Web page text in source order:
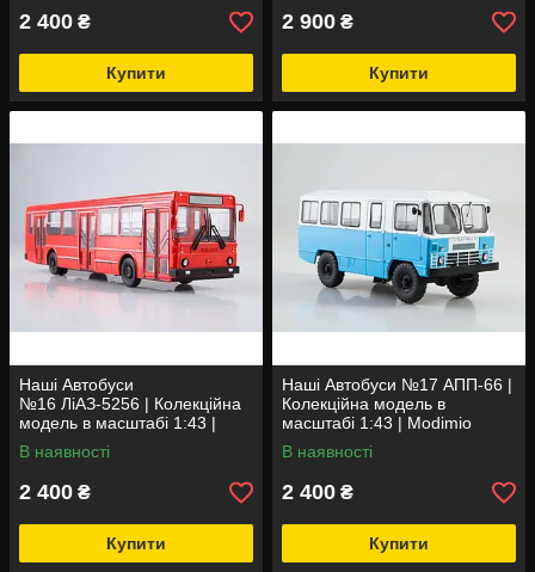
2 400 ₴
Купити
2 900 ₴
Купити
Наші Автобуси
№16 ЛіАЗ-5256 | Колекційна
модель в масштабі 1:43 |
Modimio
В наявності
2 400 ₴
Купити
Наші Автобуси №17 АПП-66 |
Колекційна модель в
масштабі 1:43 | Modimio
В наявності
2 400 ₴
Купити